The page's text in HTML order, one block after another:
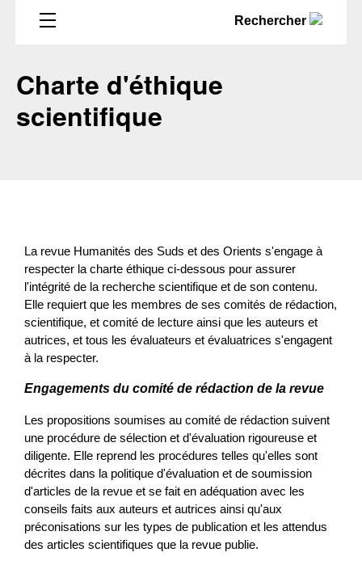
Rechercher
Charte d'éthique
scientifique
La revue Humanités des Suds et des Orients s'engage à
respecter la charte éthique ci-dessous pour assurer
l'intégrité de la recherche scientifique et de son contenu.
Elle requiert que les membres de ses comités de rédaction,
scientifique, et comité de lecture ainsi que les auteurs et
autrices, et tous les évaluateurs et évaluatrices s'engagent
à la respecter.
Engagements du comité de rédaction de la revue
Les propositions soumises au comité de rédaction suivent
une procédure de sélection et d'évaluation rigoureuse et
diligente. Elle reprend les procédures telles qu'elles sont
décrites dans la politique d'évaluation et de soumission
d'articles de la revue et se fait en adéquation avec les
conseils faits aux auteurs et autrices ainsi qu'aux
préconisations sur les types de publication et les attendus
des articles scientifiques que la revue publie.